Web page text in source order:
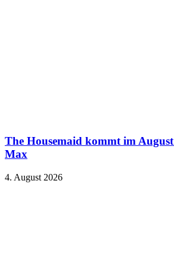
The Housemaid kommt im
Max
4. August 2026